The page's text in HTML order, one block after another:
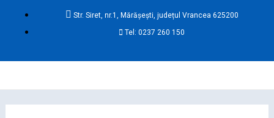
Str. Siret, nr.1, Mărășești, județul Vrancea 625200
Tel: 0237 260 150